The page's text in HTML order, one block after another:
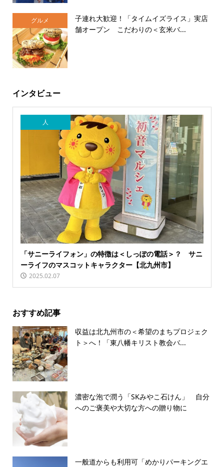
グルメ
子連れ大歓迎！「タイムイズライス」実店
舗オープン こだわりの＜玄米バ...
インタビュー
人
「サニーライフォン」の特徴は＜しっぽの電話＞？ サニ
ーライフのマスコットキャラクター【北九州市】
2025.02.07
おすすめ記事
収益は北九州市の＜希望のまちプロジェク
ト＞へ！「東八幡キリスト教会バ...
濃密な泡で潤う「SKみやこ石けん」 自分
へのご褒美や大切な方への贈り物に
一般道からも利用可「めかりパーキングエ